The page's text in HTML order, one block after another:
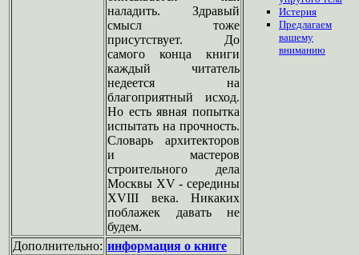
наладить. Здравый
смысл тоже
присутствует. До
самого конца книги
каждый читатель
недеется на
благоприятный исход.
Но есть явная попытка
испытать на прочность.
Словарь архитекторов
и мастеров
строительного дела
Москвы XV - середины
XVIII века. Никаких
поблажек давать не
будем.
Дополнительно: информация о книге
Истерия
Предлагаем
вашему
вниманию